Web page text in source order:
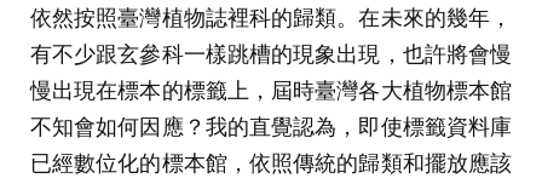
依然按照臺灣植物誌裡科的歸類。在未來的幾年，
有不少跟玄參科一樣跳槽的現象出現，也許將會慢
慢出現在標本的標籤上，屆時臺灣各大植物標本館
不知會如何因應？我的直覺認為，即使標籤資料庫
已經數位化的標本館，依照傳統的歸類和擺放應該